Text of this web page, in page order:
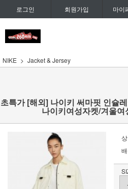
로그인 회원가입 마이
NIKE Jacket & Jersey
초특가 [해외] 나이키 써마핏 인슐
나이키여성자켓/겨울